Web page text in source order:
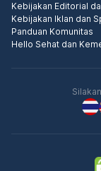
Kebijakan Editorial
Kebijakan Iklan dan
Panduan Komunitas
Hello Sehat dan